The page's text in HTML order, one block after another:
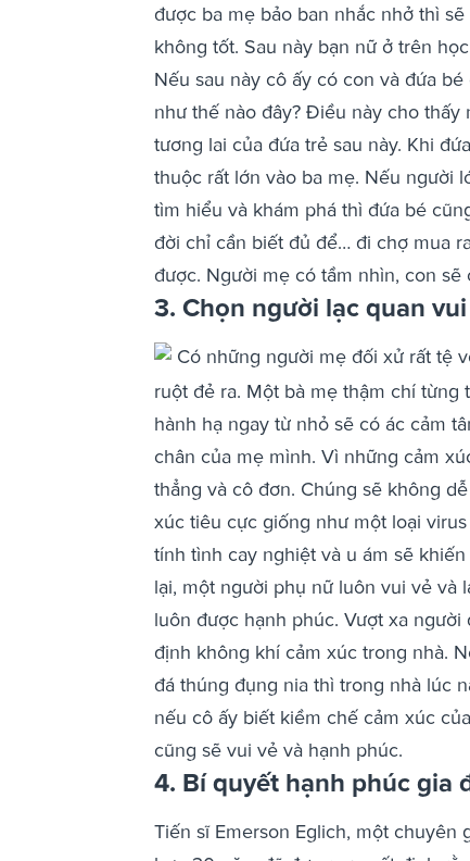
được ba mẹ bảo ban nhắc nhở thì
không tốt. Sau này bạn nữ ở trên
Nếu sau này cô ấy có con và đứa
như thế nào đây? Điều này cho thấy
tương lai của đứa trẻ sau này. Khi
thuộc rất lớn vào ba mẹ. Nếu người
tìm hiểu và khám phá thì đứa bé
đời chỉ cần biết đủ để… đi chợ mua
được. Người mẹ có tầm nhìn, con
3. Chọn người lạc quan
Có những người mẹ đối xử rất tệ
ruột đẻ ra. Một bà mẹ thậm chí từng
hành hạ ngay từ nhỏ sẽ có ác cảm
chân của mẹ mình. Vì những cảm
thẳng và cô đơn. Chúng sẽ không
xúc tiêu cực giống như một loại
tính tình cay nghiệt và u ám sẽ
lại, một người phụ nữ luôn vui vẻ và
luôn được hạnh phúc. Vượt xa người
định không khí cảm xúc trong nhà.
đá thúng đụng nia thì trong nhà lúc
nếu cô ấy biết kiềm chế cảm xúc
cũng sẽ vui vẻ và hạnh phúc.
4. Bí quyết hạnh phúc gia
Tiến sĩ Emerson Eglich, một